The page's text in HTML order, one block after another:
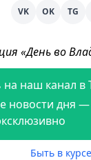
VK OK TG
«День во
наш канал в
новости дня —
Быть в курсе